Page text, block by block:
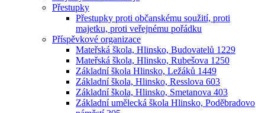
Přestupky
Přestupky proti občanskému soužití, proti
majetku, proti veřejnému pořádku
Příspěvkové organizace
Mateřská škola, Hlinsko, Budovatelů 1229
Mateřská škola, Hlinsko, Rubešova 1250
Základní škola Hlinsko, Ležáků 1449
Základní škola, Hlinsko, Resslova 603
Základní škola, Hlinsko, Smetanova 403
Základní umělecká škola Hlinsko, Poděbradovo